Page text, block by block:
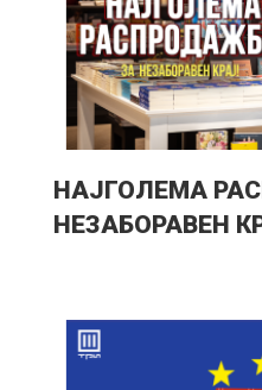
НАЈГОЛЕМА
НЕЗАБОРАВЕН